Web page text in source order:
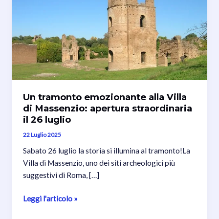
Un tramonto emozionante alla Villa
di Massenzio: apertura straordinaria
il 26 luglio
22 Luglio 2025
Sabato 26 luglio la storia si illumina al tramonto!La
Villa di Massenzio, uno dei siti archeologici più
suggestivi di Roma, […]
Un
Leggi l'articolo »